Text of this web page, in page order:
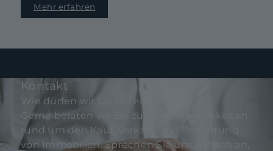
Mehr erfahren
Kontakt
Wie dürfen wir Sie unterstützen?
Gerne beraten wir Sie zu Ihren Möglichkeiten
rund um den Kauf, Verkauf und Bewertung
von Immobilien. Sprechen Sie uns einfach an,